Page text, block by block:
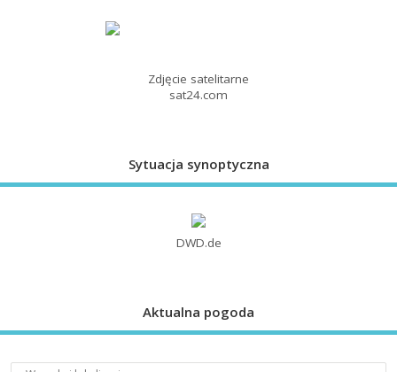
Zdjęcie satelitarne
sat24.com
Sytuacja synoptyczna
DWD.de
Aktualna pogoda